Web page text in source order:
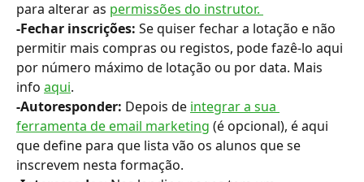
para alterar as permissões do instrutor.
-Fechar inscrições: Se quiser fechar a lotação e não
permitir mais compras ou registos, pode fazê-lo aqui
por número máximo de lotação ou por data. Mais
info aqui.
-Autoresponder: Depois de integrar a sua
ferramenta de email marketing (é opcional), é aqui
que define para que lista vão os alunos que se
inscrevem nesta formação.